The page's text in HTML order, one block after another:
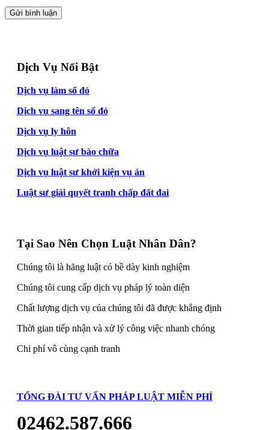
Dịch Vụ Nổi Bật
Dịch vụ làm sổ đỏ
Dịch vụ sang tên sổ đỏ
Dịch vụ ly hôn
Dịch vụ luật sư bào chữa
Dịch vụ luật sư khởi kiện vụ án
Luật sư giải quyết tranh chấp đất đai
Tại Sao Nên Chọn Luật Nhân Dân?
Chúng tôi là hãng luật có bề dày kinh nghiệm
Chúng tôi cung cấp dịch vụ pháp lý toàn diện
Chất lượng dịch vụ của chúng tôi đã được khẳng định
Thời gian tiếp nhận và xử lý công việc nhanh chóng
Chi phí vô cùng cạnh tranh
TỔNG ĐÀI TƯ VẤN PHÁP LUẬT MIỄN PHÍ
02462.587.666